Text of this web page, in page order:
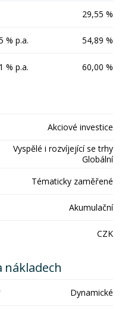
29,55 %
% p.a.
54,89 %
% p.a. 60,00 %
Akciové investice
Vyspělé i rozvíjející se trhy
Globální
Tématicky zaměřené
Akumulační
CZK
nákladech
Dynamické